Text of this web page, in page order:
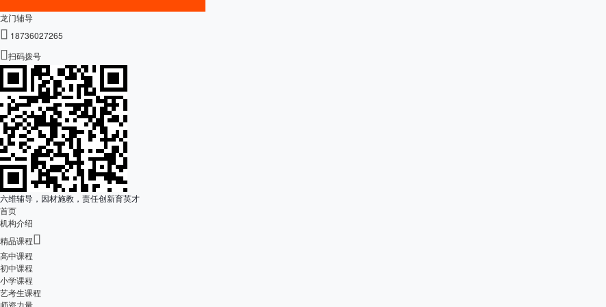
龙门辅导
 18736027265
扫码拨号
六维辅导，因材施教，责任创新育英才
首页
机构介绍
精品课程
高中课程
初中课程
小学课程
艺考生课程
师资力量